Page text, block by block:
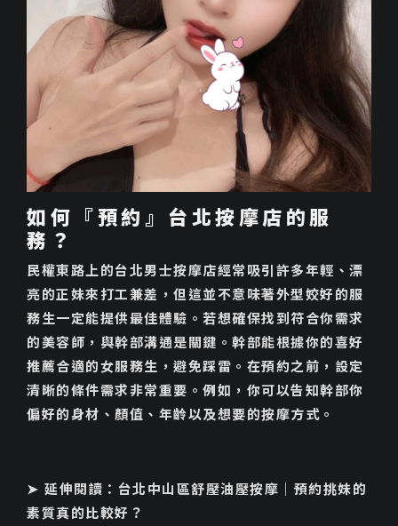
如何『預約』台北按摩店的服
務？
民權東路上的台北男士按摩店經常吸引許多年輕、漂
亮的正妹來打工兼差，但這並不意味著外型姣好的服
務生一定能提供最佳體驗。若想確保找到符合你需求
的美容師，與幹部溝通是關鍵。幹部能根據你的喜好
推薦合適的女服務生，避免踩雷。在預約之前，設定
清晰的條件需求非常重要。例如，你可以告知幹部你
偏好的身材、顏值、年齡以及想要的按摩方式。
➤ 延伸閱讀：台北中山區舒壓油壓按摩｜預約挑妹的
素質真的比較好？